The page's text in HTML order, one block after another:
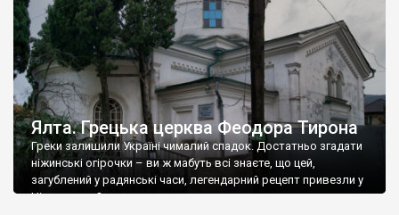
Ялта. Грецька церква Феодора Тирона
Греки залишили Україні чималий спадок. Достатньо згадати
ніжинські огірочки – ви ж мабуть всі знаєте, що цей,
загублений у радянські часи, легендарний рецепт привезли у
Ніжин греки?